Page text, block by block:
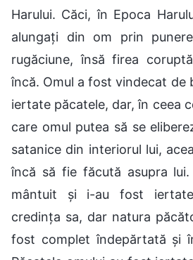
Harului. Căci, în Epoca
alungați din om prin
rugăciune, însă firea
încă. Omul a fost vindecat de
iertate păcatele, dar, în ceea
care omul putea să se
satanice din interiorul lui,
încă să fie făcută asupra
mântuit și i-au fost
credința sa, dar natura
fost complet îndepărtată și